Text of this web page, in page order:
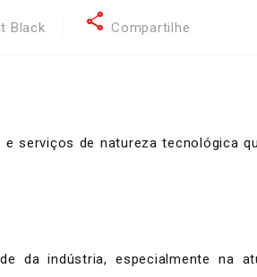
Black share Compartilhe
serviços de natureza tecnológica
da indústria, especialmente na